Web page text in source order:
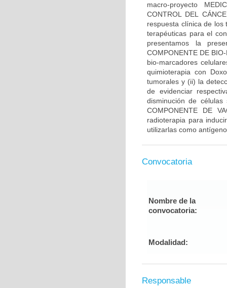
macro-proyecto
CONTROL DEL
respuesta clínica de los
terapéuticas para el
presentamos la
COMPONENTE DE
bio-marcadores
quimioterapia con
tumorales y (ii) la
de evidenciar
disminución de
COMPONENTE DE
radioterapia para
utilizarlas como
Convocatoria
Nombre de la
convocatoria:
Modalidad:
Responsable